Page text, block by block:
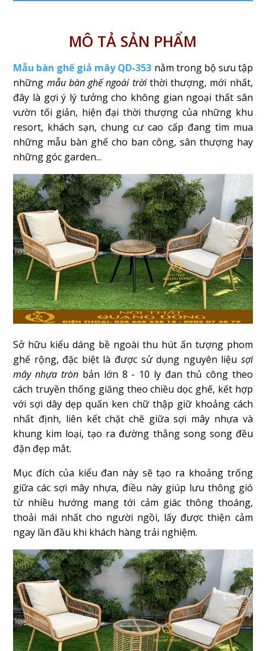
MÔ TẢ SẢN PHẨM
Mẫu bàn ghế giả mây QD-353 nằm trong bộ sưu tập
những mẫu bàn ghế ngoài trờithời thượng, mới nhất,
đây là gợi ý lý tưởng cho không gian ngoại thất sân
vườn tối giản, hiện đại thời thượng của những khu
resort, khách sạn, chung cư cao cấp đang tìm mua
những mẫu bàn ghế cho ban công, sân thượng hay
những góc garden...
Sở hữu kiểu dáng bề ngoài thu hút ấn tượng phom
ghế rộng, đặc biệt là được sử dụng nguyên liệu sợi
mây nhựa tròn bản lớn 8 - 10 ly đan thủ công theo
cách truyền thống giăng theo chiều dọc ghế, kết hợp
với sợi dây dẹp quấn ken chữ thập giữ khoảng cách
nhất định, liên kết chặt chẽ giữa sợi mây nhựa và
khung kim loại, tạo ra đường thẳng song song đều
đặn đẹp mắt.
Mục đích của kiểu đan này sẽ tạo ra khoảng trống
giữa các sợi mây nhựa, điều này giúp lưu thông gió
từ nhiều hướng mang tới cảm giác thông thoáng,
thoải mái nhất cho người ngồi, lấy được thiện cảm
ngay lần đầu khi khách hàng trải nghiệm.